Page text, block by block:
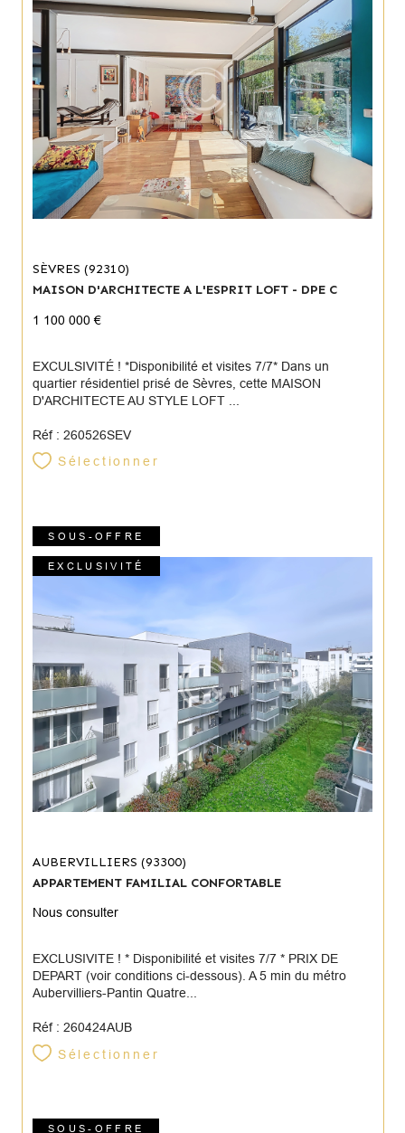
SÈVRES (92310)
MAISON D'ARCHITECTE A L'ESPRIT LOFT - DPE C
1 100 000 €
EXCULSIVITÉ ! *Disponibilité et visites 7/7* Dans un
quartier résidentiel prisé de Sèvres, cette MAISON
D'ARCHITECTE AU STYLE LOFT ...
Réf : 260526SEV
Sélectionner
SOUS-OFFRE
EXCLUSIVITÉ
AUBERVILLIERS (93300)
APPARTEMENT FAMILIAL CONFORTABLE
Nous consulter
EXCLUSIVITE ! * Disponibilité et visites 7/7 * PRIX DE
DEPART (voir conditions ci-dessous). A 5 min du métro
Aubervilliers-Pantin Quatre...
Réf : 260424AUB
Sélectionner
SOUS-OFFRE